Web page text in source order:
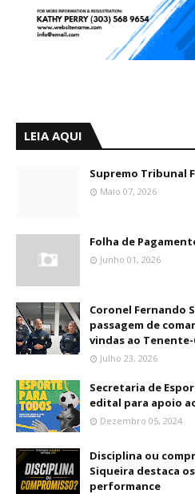
LEIA AQUI
Supremo Tribunal
Maio 07, 2026
Folha de
Junho 01, 2026
Coronel Fernando
passagem de
vindas ao
Julho 23, 2026
Secretaria de
edital para apoio
Dezembro 05, 2024
Disciplina ou
Siqueira destaca
performance